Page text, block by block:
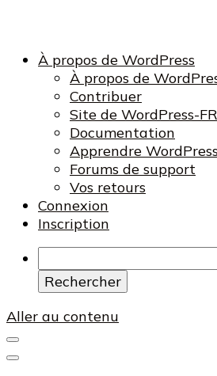
À propos de WordPress
À propos de
Contribuer
Site de WordPress-FR
Documentation
Apprendre
Forums de support
Vos retours
Connexion
Inscription
Aller au contenu